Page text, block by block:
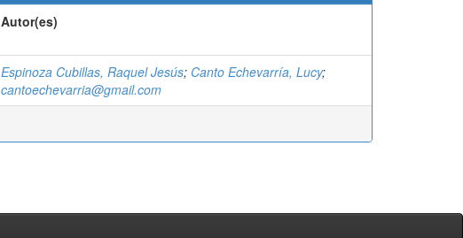
Autor(es)
Espinoza Cubillas, Raquel Jesús; Canto Echevarría, Lucy;
cantoechevarria@gmail.com